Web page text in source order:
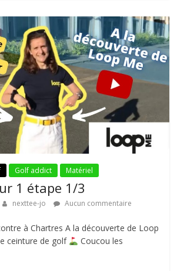
Golf addict Matériel
1 étape 1/3
nexttee-jo Aucun commentaire
à Chartres A la découverte de Loop
ceinture de golf
Coucou les